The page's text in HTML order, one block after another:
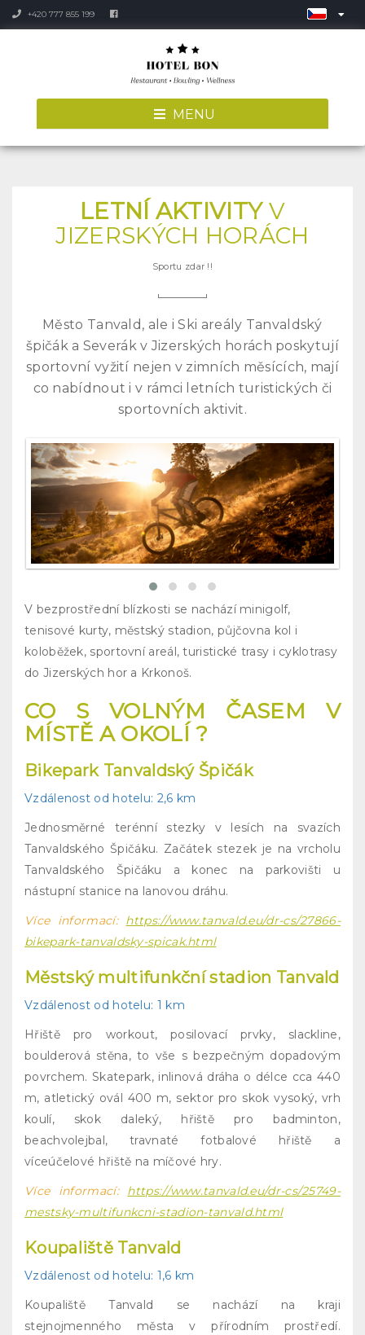
+420 777 855 199
MENU
LETNÍ AKTIVITY V
JIZERSKÝCH HORÁCH
Sportu zdar !!
Město Tanvald, ale i Ski areály Tanvaldský
špičák a Severák v Jizerských horách poskytují
sportovní vyžití nejen v zimních měsících, mají
co nabídnout i v rámci letních turistických či
sportovních aktivit.
V bezprostřední blízkosti se nachází minigolf,
tenisové kurty, městský stadion, půjčovna kol i
koloběžek, sportovní areál, turistické trasy i cyklotrasy
do Jizerských hor a Krkonoš.
CO S VOLNÝM ČASEM V
MÍSTĚ A OKOLÍ ?
Bikepark Tanvaldský Špičák
Vzdálenost od hotelu: 2,6 km
Jednosměrné terénní stezky v lesích na svazích
Tanvaldského Špičáku. Začátek stezek je na vrcholu
Tanvaldského Špičáku a konec na parkovišti u
nástupní stanice na lanovou dráhu.
Více informací: https://www.tanvald.eu/dr-cs/27866-
bikepark-tanvaldsky-spicak.html
Městský multifunkční stadion Tanvald
Vzdálenost od hotelu: 1 km
Hřiště pro workout, posilovací prvky, slackline,
boulderová stěna, to vše s bezpečným dopadovým
povrchem. Skatepark, inlinová dráha o délce cca 440
m, atletický ovál 400 m, sektor pro skok vysoký, vrh
koulí, skok daleký, hřiště pro badminton,
beachvolejbal, travnaté fotbalové hřiště a
víceúčelové hřiště na míčové hry.
Více informací: https://www.tanvald.eu/dr-cs/25749-
mestsky-multifunkcni-stadion-tanvald.html
Koupaliště Tanvald
Vzdálenost od hotelu: 1,6 km
Koupaliště Tanvald se nachází na kraji
stejnojmenného města v přírodním prostředí.